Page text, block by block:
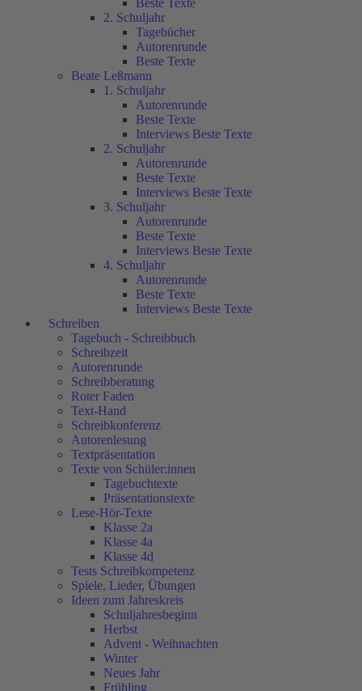
Beste Texte
2. Schuljahr
Tagebücher
Autorenrunde
Beste Texte
Beate Leßmann
1. Schuljahr
Autorenrunde
Beste Texte
Interviews Beste Texte
2. Schuljahr
Autorenrunde
Beste Texte
Interviews Beste Texte
3. Schuljahr
Autorenrunde
Beste Texte
Interviews Beste Texte
4. Schuljahr
Autorenrunde
Beste Texte
Interviews Beste Texte
Schreiben
Tagebuch - Schreibbuch
Schreibzeit
Autorenrunde
Schreibberatung
Roter Faden
Text-Hand
Schreibkonferenz
Autorenlesung
Textpräsentation
Texte von Schüler:innen
Tagebuchtexte
Präsentationstexte
Lese-Hör-Texte
Klasse 2a
Klasse 4a
Klasse 4d
Tests Schreibkompetenz
Spiele, Lieder, Übungen
Ideen zum Jahreskreis
Schuljahresbeginn
Herbst
Advent - Weihnachten
Winter
Neues Jahr
Frühling